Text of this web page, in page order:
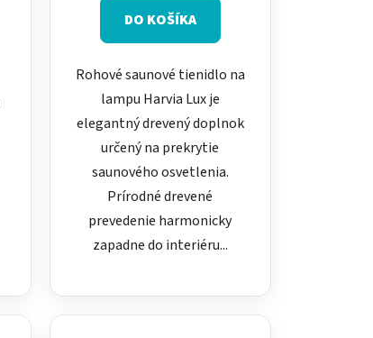
DO KOŠÍKA
Rohové saunové tienidlo na
lampu Harvia Lux je
elegantný drevený doplnok
určený na prekrytie
saunového osvetlenia.
Prírodné drevené
prevedenie harmonicky
zapadne do interiéru...